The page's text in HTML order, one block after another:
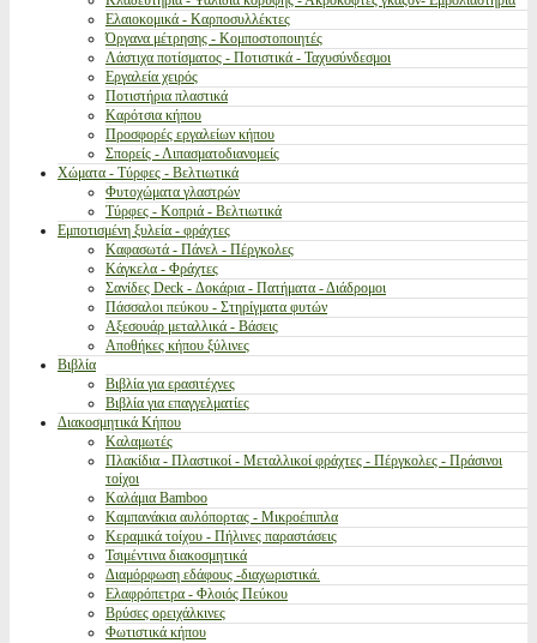
Ελαιοκομικά - Καρποσυλλέκτες
Όργανα μέτρησης - Κομποστοποιητές
Λάστιχα ποτίσματος - Ποτιστικά - Ταχυσύνδεσμοι
Εργαλεία χειρός
Ποτιστήρια πλαστικά
Καρότσια κήπου
Προσφορές εργαλείων κήπου
Σπορείς - Λιπασματοδιανομείς
Χώματα - Τύρφες - Βελτιωτικά
Φυτοχώματα γλαστρών
Τύρφες - Κοπριά - Βελτιωτικά
Εμποτισμένη ξυλεία - φράχτες
Καφασωτά - Πάνελ - Πέργκολες
Κάγκελα - Φράχτες
Σανίδες Deck - Δοκάρια - Πατήματα - Διάδρομοι
Πάσσαλοι πεύκου - Στηρίγματα φυτών
Αξεσουάρ μεταλλικά - Βάσεις
Αποθήκες κήπου ξύλινες
Βιβλία
Βιβλία για ερασιτέχνες
Βιβλία για επαγγελματίες
Διακοσμητικά Κήπου
Καλαμωτές
Πλακίδια - Πλαστικοί - Μεταλλικοί φράχτες - Πέργκολες - Πράσινοι
τοίχοι
Καλάμια Bamboo
Καμπανάκια αυλόπορτας - Μικροέπιπλα
Κεραμικά τοίχου - Πήλινες παραστάσεις
Τσιμέντινα διακοσμητικά
Διαμόρφωση εδάφους -διαχωριστικά.
Ελαφρόπετρα - Φλοιός Πεύκου
Βρύσες ορειχάλκινες
Φωτιστικά κήπου